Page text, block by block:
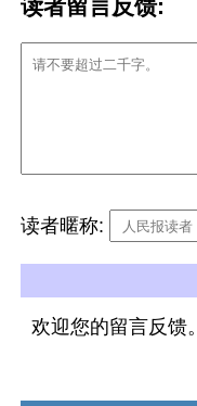
读者留言反馈:
读者暱称:
欢迎您的留言反馈。